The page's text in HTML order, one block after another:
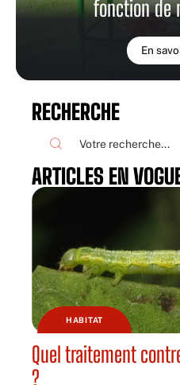
fonction de
En
RECHERCHE
ARTICLES EN
HABITAT
Quel traitement
?